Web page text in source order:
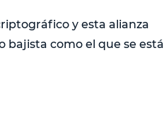
y esta alianza
bajista como el que se está